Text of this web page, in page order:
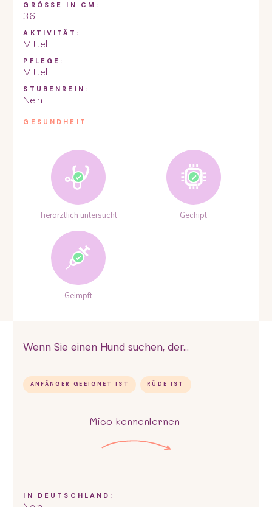
GRÖSSE IN CM:
36
AKTIVITÄT:
Mittel
PFLEGE:
Mittel
STUBENREIN:
Nein
GESUNDHEIT
Tierärztlich untersucht Gechipt
Geimpft
Wenn Sie einen Hund suchen, der...
ANFÄNGER GEEIGNET IST RÜDE IST
Mico kennenlernen
IN DEUTSCHLAND: